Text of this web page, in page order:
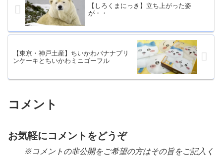
【しろくまにっき】立ち上がった姿
が・・
【東京・神戸土産】ちいかわバナナプリ
ンケーキとちいかわミニゴーフル
コメント
お気軽にコメントをどうぞ
※コメントの非公開をご希望の方はその旨をご記入く